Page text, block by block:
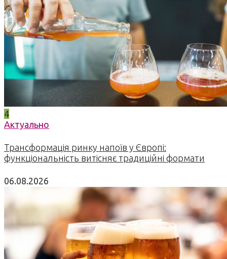
4
Актуально
Трансформація ринку напоїв у Європі:
функціональність витісняє традиційні формати
06.08.2026